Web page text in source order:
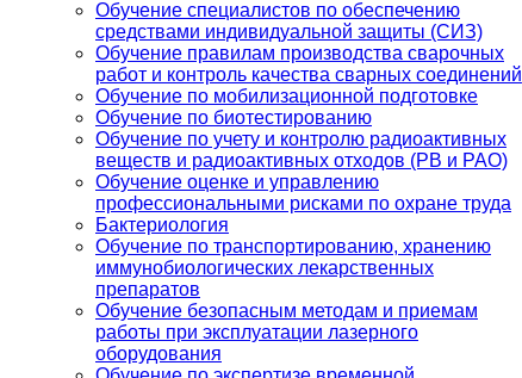
Обучение специалистов по обеспечению
средствами индивидуальной защиты (СИЗ)
Обучение правилам производства сварочных
работ и контроль качества сварных соединений
Обучение по мобилизационной подготовке
Обучение по биотестированию
Обучение по учету и контролю радиоактивных
веществ и радиоактивных отходов (РВ и РАО)
Обучение оценке и управлению
профессиональными рисками по охране труда
Бактериология
Обучение по транспортированию, хранению
иммунобиологических лекарственных
препаратов
Обучение безопасным методам и приемам
работы при эксплуатации лазерного
оборудования